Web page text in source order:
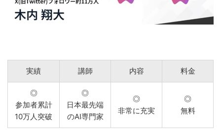
実績 講師 内容 料金
◎
参加者累計
10万人突破
◎
日本最先端
のAI専門家
◎
非常に充実
◎
無料